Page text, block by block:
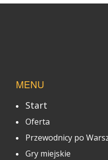
MENU
Start
Oferta
Przewodnicy po
Gry miejskie